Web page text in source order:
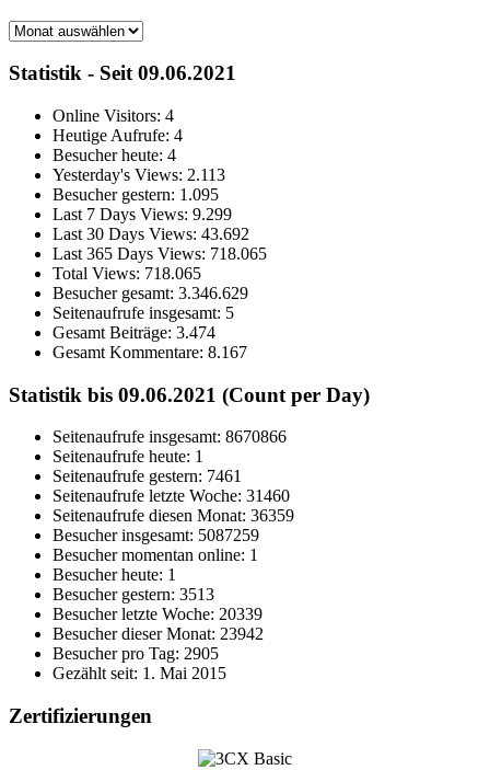
Archiv
Statistik - Seit 09.06.2021
Online Visitors: 4
Heutige Aufrufe: 4
Besucher heute: 4
Yesterday's Views: 2.113
Besucher gestern: 1.095
Last 7 Days Views: 9.299
Last 30 Days Views: 43.692
Last 365 Days Views: 718.065
Total Views: 718.065
Besucher gesamt: 3.346.629
Seitenaufrufe insgesamt: 5
Gesamt Beiträge: 3.474
Gesamt Kommentare: 8.167
Statistik bis 09.06.2021 (Count per Day)
Seitenaufrufe insgesamt: 8670866
Seitenaufrufe heute: 1
Seitenaufrufe gestern: 7461
Seitenaufrufe letzte Woche: 31460
Seitenaufrufe diesen Monat: 36359
Besucher insgesamt: 5087259
Besucher momentan online: 1
Besucher heute: 1
Besucher gestern: 3513
Besucher letzte Woche: 20339
Besucher dieser Monat: 23942
Besucher pro Tag: 2905
Gezählt seit: 1. Mai 2015
Zertifizierungen